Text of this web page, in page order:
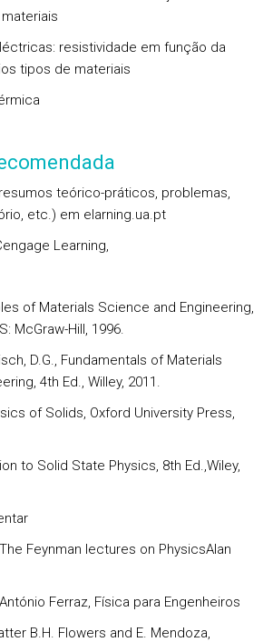
resistividade em função da
tipos de materiais
teórico-práticos, problemas,
etc.) em elarning.ua.pt
Learning,
of Materials Science and Engineering,
McGraw-Hill, 1996.
D.G., Fundamentals of Materials
4th Ed., Willey, 2011.
of Solids, Oxford University Press,
to Solid State Physics, 8th Ed.,Wiley,
Feynman lectures on PhysicsAlan
Ferraz, Física para Engenheiros
B.H. Flowers and E. Mendoza,